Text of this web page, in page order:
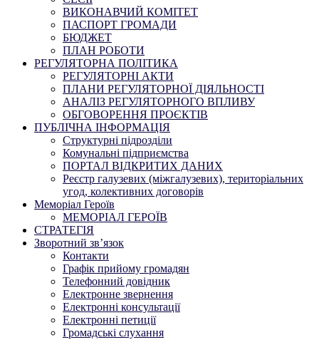
ВИКОНАВЧИЙ КОМІТЕТ
ПАСПОРТ ГРОМАДИ
БЮДЖЕТ
ПЛАН РОБОТИ
РЕГУЛЯТОРНА ПОЛІТИКА
РЕГУЛЯТОРНІ АКТИ
ПЛАНИ РЕГУЛЯТОРНОЇ ДІЯЛЬНОСТІ
АНАЛІЗ РЕГУЛЯТОРНОГО ВПЛИВУ
ОБГОВОРЕННЯ ПРОЄКТІВ
ПУБЛІЧНА ІНФОРМАЦІЯ
Структурні підрозділи
Комунальні підприємства
ПОРТАЛ ВІДКРИТИХ ДАНИХ
Реєстр галузевих (міжгалузевих), територіальних
угод, колективних договорів
Меморіал Героїв
МЕМОРІАЛ ГЕРОЇВ
СТРАТЕГІЯ
Зворотний зв’язок
Контакти
Графік прийому громадян
Телефонний довідник
Електронне звернення
Електронні консультації
Електронні петиції
Громадські слухання